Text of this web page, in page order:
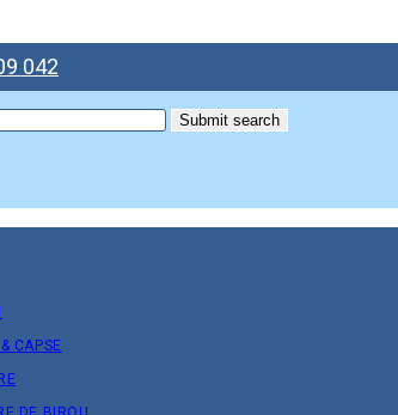
042
Submit search
CAPSE